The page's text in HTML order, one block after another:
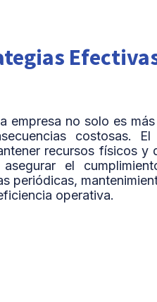
empresa no solo es
costosas. El
recursos físicos y
el
periódicas,
operativa.